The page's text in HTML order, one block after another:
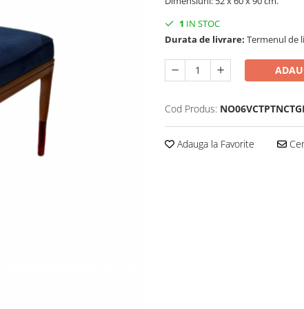
1 IN STOC
Durata de livrare: Termenul de
Cod Produs:
Adauga la Favorite